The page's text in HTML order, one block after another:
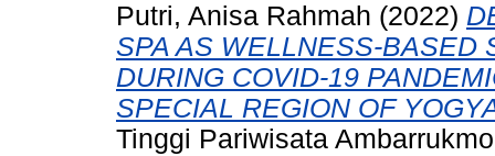
Putri, Anisa Rahmah (2022)
SPA AS WELLNESS-BASED
DURING COVID-19
SPECIAL REGION OF
Tinggi Pariwisata